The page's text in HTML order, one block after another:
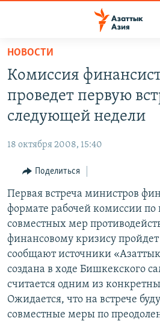
Вернуться
основному
содержанию
Вернутся
главной
навигации
Вернутся
поиску
ЦЕНТРАЛЬНАЯ АЗИЯ
ТАДЖИКИСТАН
ВОЙНА В УКРАИНЕ
ҚАЗАҚША
КЫРГЫЗЧА
ЎЗБЕКЧА
ТОҶИКӢ
TÜRKMENÇE
Все сайты РСЕ/РС
НОВОСТИ
Комиссия
проведет первую
следующей недели
18 октября 2008, 15:40
Поделиться
Первая встреча министров
формате рабочей комиссии по
совместных мер
финансовому кризису пройдет
сообщают источники
создана в ходе Бишкекского
считается одним из
Ожидается, что на встрече
совместные меры по